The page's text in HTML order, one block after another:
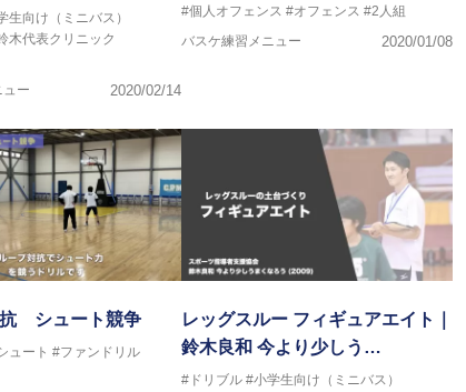
生向け（ミニバス）
木代表クリニック
ー
2020/02/14
#個人オフェンス #オフェンス #2人組
バスケ練習メニュー
2020/01/08
シュート競争
ュート #ファンドリル
レッグスルー フィギュアエイト｜
鈴木良和 今より少しう…
#ドリブル #小学生向け（ミニバス）